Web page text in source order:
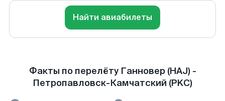
Найти авиабилеты
Факты по перелёту Ганновер (HAJ) -
Петропавловск-Камчатский (PKC)